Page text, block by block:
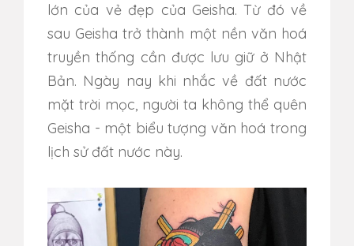
lớn của vẻ đẹp của Geisha. Từ đó về
sau Geisha trở thành một nền văn hoá
truyền thống cần được lưu giữ ở Nhật
Bản. Ngày nay khi nhắc về đất nước
mặt trời mọc, người ta không thể quên
Geisha - một biểu tượng văn hoá trong
lịch sử đất nước này.